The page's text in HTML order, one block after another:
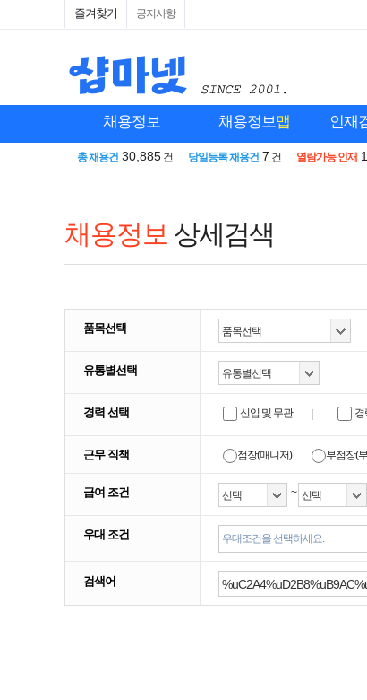
즐겨찾기 공지사항
채용정보 채용정보맵 인재
총 채용건 30,885 건 당일등록 채용건 7 건 열람가능 인재
채용정보 상세검색
품목선택
유통별선택
경력 선택 신입 및 무관 경
근무 직책 점장(매니저) 부점장(
급여 조건 ~
우대 조건 우대조건을 선택하세요.
검색어